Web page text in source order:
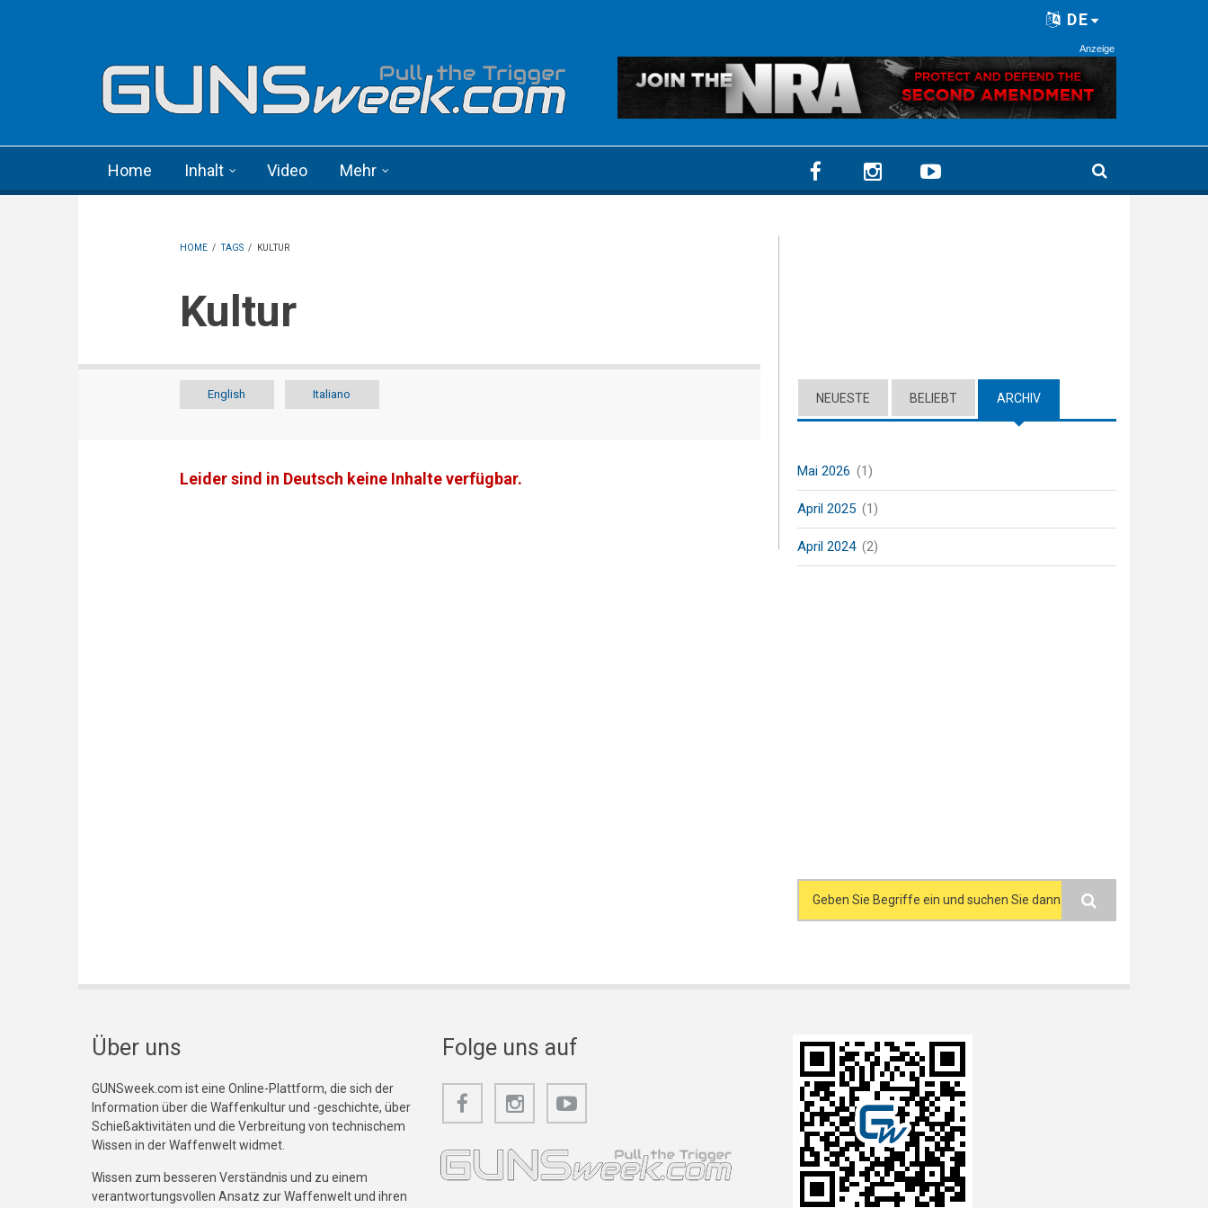
DE
Anzeige
Home Inhalt Video Mehr
HOME / TAGS / KULTUR
Kultur
English Italiano
Leider sind in Deutsch keine Inhalte verfügbar.
NEUESTE BELIEBT ARCHIV
Mai 2026 (1)
April 2025 (1)
April 2024 (2)
Search form
Über uns
GUNSweek.com ist eine Online-Plattform, die sich der
Information über die Waffenkultur und -geschichte, über
Schießaktivitäten und die Verbreitung von technischem
Wissen in der Waffenwelt widmet.
Wissen zum besseren Verständnis und zu einem
verantwortungsvollen Ansatz zur Waffenwelt und ihren
Folge uns auf